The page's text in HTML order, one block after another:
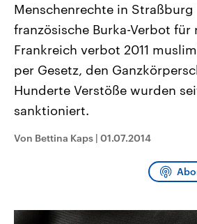
Landtagswahl Sachsen-Anhalt
2026
Alle Informationen
Sachsen-Anhalt wählt am 6.
September 2026 einen neuen
Landtag. Seit 2021 wird das
Bundesland von einer Koalition aus
Umfragen, Prognosen,
und Hintergründe zu den Parteien
und Kandidaten der anstehenden
Sendungen Programm
Menschenrechte in Straßburg
französische Burka-Verbot für
Frankreich verbot 2011
per Gesetz, den
Hunderte Verstöße wurden
sanktioniert.
Von Bettina Kaps | 01.07.2014